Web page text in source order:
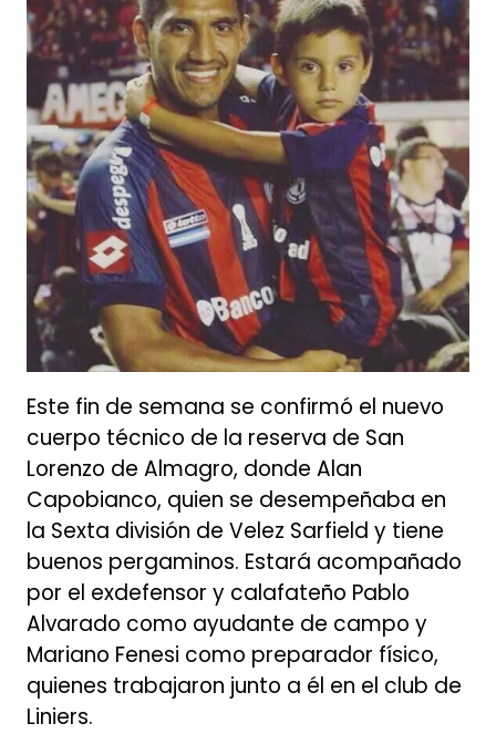
Este fin de semana se confirmó el nuevo
cuerpo técnico de la reserva de San
Lorenzo de Almagro, donde Alan
Capobianco, quien se desempeñaba en
la Sexta división de Velez Sarfield y tiene
buenos pergaminos. Estará acompañado
por el exdefensor y calafateño Pablo
Alvarado como ayudante de campo y
Mariano Fenesi como preparador físico,
quienes trabajaron junto a él en el club de
Liniers.